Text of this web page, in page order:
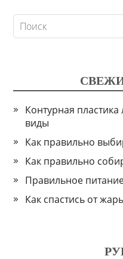
Контурная
виды
Как правильно
Как правильно
Правильное
Как спастись от